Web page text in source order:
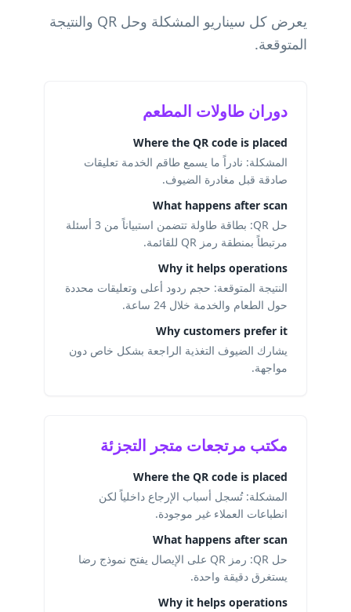
يعرض كل سيناريو المشكلة وحل QR والنتيجة
المتوقعة.
دوران طاولات المطعم
Where the QR code is placed
المشكلة: نادراً ما يسمع طاقم الخدمة تعليقات
صادقة قبل مغادرة الضيوف.
What happens after scan
حل QR: بطاقة طاولة تتضمن استبياناً من 3 أسئلة
مرتبطاً بمنطقة رمز QR للقائمة.
Why it helps operations
النتيجة المتوقعة: حجم ردود أعلى وتعليقات محددة
حول الطعام والخدمة خلال 24 ساعة.
Why customers prefer it
يشارك الضيوف التغذية الراجعة بشكل خاص دون
مواجهة.
مكتب مرتجعات متجر التجزئة
Where the QR code is placed
المشكلة: تُسجل أسباب الإرجاع داخلياً لكن
انطباعات العملاء غير موجودة.
What happens after scan
حل QR: رمز QR على الإيصال يفتح نموذج رضا
يستغرق دقيقة واحدة.
Why it helps operations